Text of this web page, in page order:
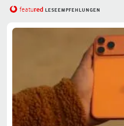
featured LESEEMPFEHLUNGEN